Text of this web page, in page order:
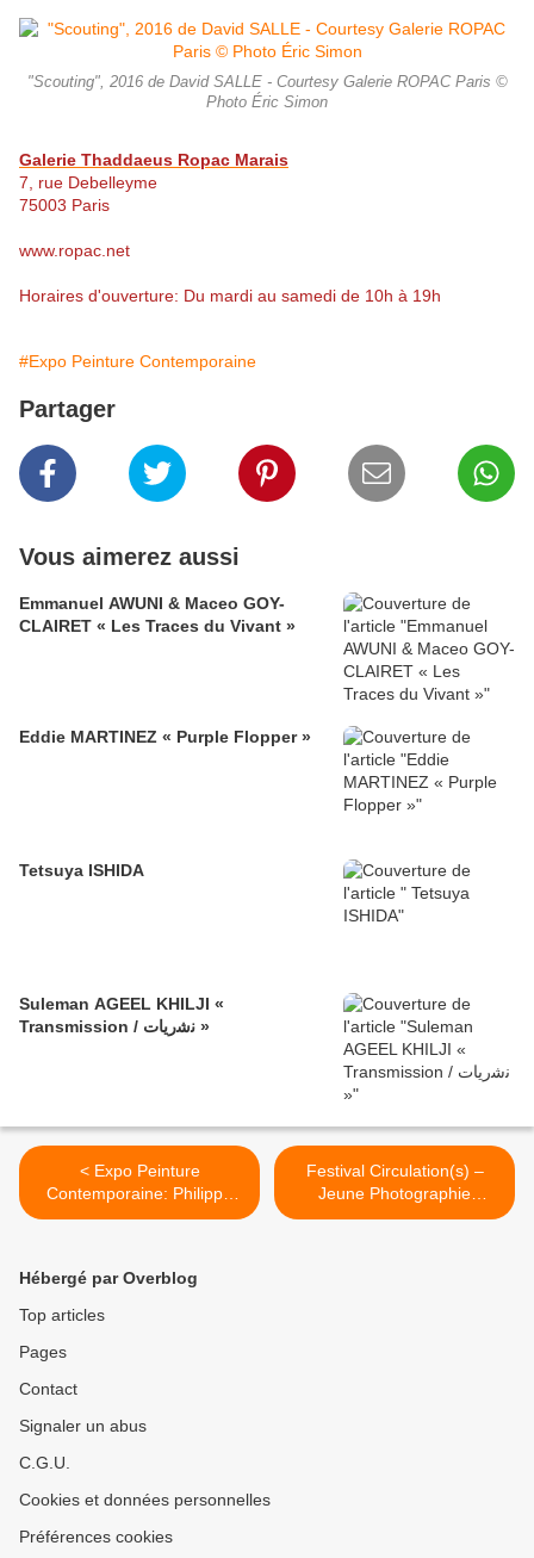
"Scouting", 2016 de David SALLE - Courtesy Galerie ROPAC Paris ©
Photo Éric Simon
Galerie Thaddaeus Ropac Marais
7, rue Debelleyme
75003 Paris
www.ropac.net
Horaires d'ouverture: Du mardi au samedi de 10h à 19h
#Expo Peinture Contemporaine
Partager
Vous aimerez aussi
Emmanuel AWUNI & Maceo GOY-
CLAIRET « Les Traces du Vivant »
Eddie MARTINEZ « Purple Flopper »
Tetsuya ISHIDA
Suleman AGEEL KHILJI «
Transmission / ﻧﺷرﯾﺎت »
< Expo Peinture
Contemporaine: Philippe
COGNÉE « Crowds »
Festival Circulation(s) –
Jeune Photographie
Européenne 2017 >
Hébergé par Overblog
Top articles
Pages
Contact
Signaler un abus
C.G.U.
Cookies et données personnelles
Préférences cookies